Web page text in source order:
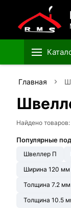
Главная
Найдено товаров:
Популярные
Швеллер П
Ширина 120 мм
Толщина 7.2 мм
Толщина 10.5